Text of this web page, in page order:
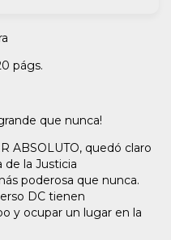
págs.
que nunca!
ABSOLUTO, quedó claro
la Justicia
poderosa que nunca.
DC tienen
y ocupar un lugar en la